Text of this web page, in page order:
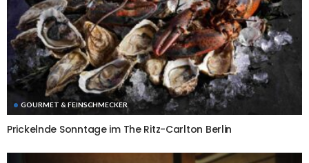
GOURMET & FEINSCHMECKER
Prickelnde Sonntage im The Ritz-Carlton Berlin